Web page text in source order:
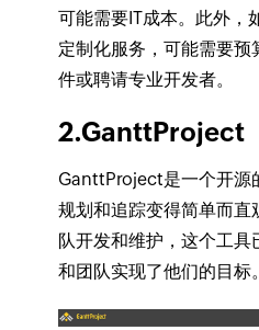
可能需要IT成本。此外，
定制化服务，可能需要
件或聘请专业开发者。
2.GanttProject
GanttProject是一个开源
规划和追踪变得简单而直
队开发和维护，这个工
和团队实现了他们的目标。